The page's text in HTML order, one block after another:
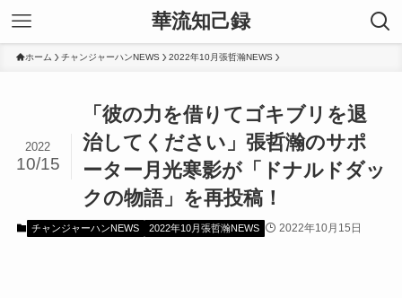
華流知己録
ホーム チャンジャーハンNEWS 2022年10月張哲瀚NEWS
「彼の力を借りてゴキブリを退
治してください」張哲瀚のサポ
ーター月光寒影が「ドナルドダッ
クの物語」を再投稿！
2022
10/15
チャンジャーハンNEWS 2022年10月張哲瀚NEWS 2022年10月15日